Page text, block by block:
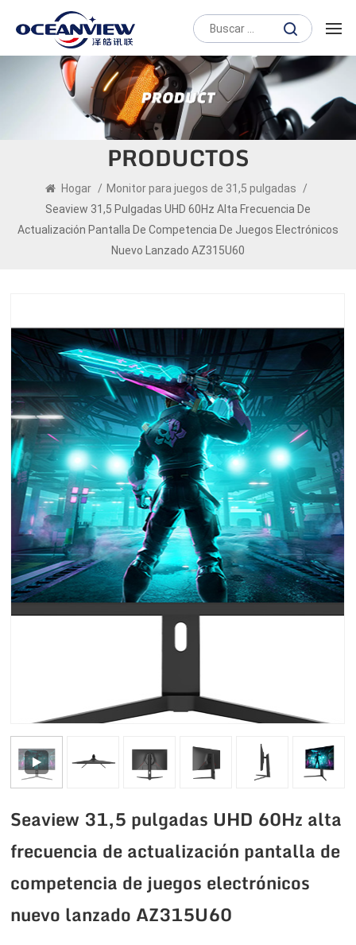
PRODUCTOS
Hogar / Monitor para juegos de 31,5 pulgadas
/
Seaview 31,5 Pulgadas UHD 60Hz Alta Frecuencia De
Actualización Pantalla De Competencia De Juegos Electrónicos
Nuevo Lanzado AZ315U60
Seaview 31,5 pulgadas UHD 60Hz alta
frecuencia de actualización pantalla de
competencia de juegos electrónicos
nuevo lanzado AZ315U60